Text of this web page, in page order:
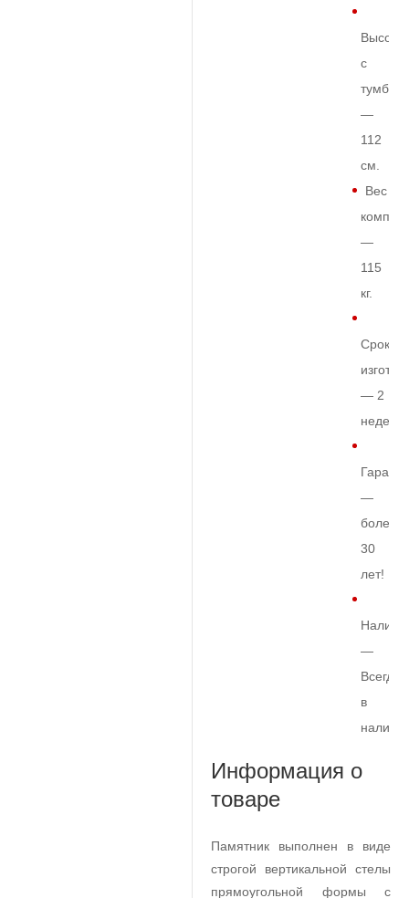
Высота
с
тумбой
—
112
см.
Вес
—
115
кг.
Срок
— 2
недели
—
более
30
лет!
—
Всегда
в
Информация о
товаре
Памятник выполнен в виде
строгой вертикальной стелы
прямоугольной формы с